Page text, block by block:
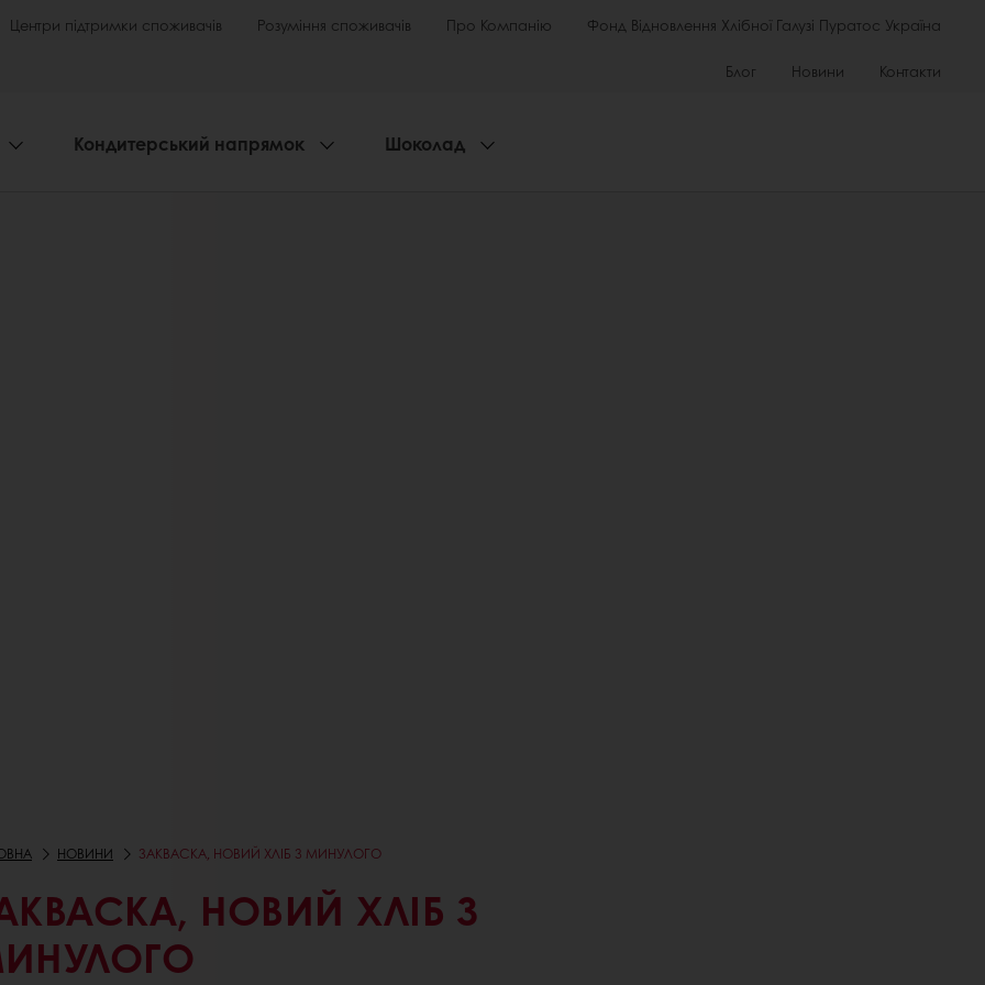
Центри підтримки споживачів Розуміння споживачів Про Компанію Фонд Відновлення Хлібної Галузі Пуратос Україна
Блог Новини Контакти
Кондитерський напрямок Шоколад
НОВИНИ ЗАКВАСКА, НОВИЙ ХЛІБ З МИНУЛОГО
НОВИЙ ХЛІБ З